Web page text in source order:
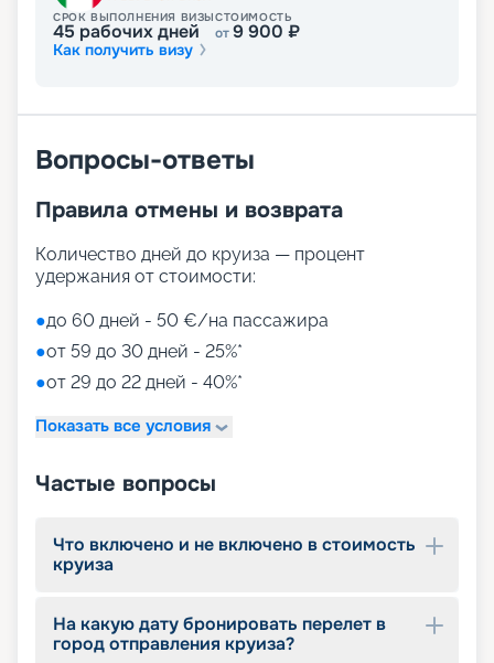
СРОК ВЫПОЛНЕНИЯ ВИЗЫ
45 рабочих дней
СТОИМОСТЬ
от9 900 ₽
Как получить визу
Вопросы-ответы
Правила отмены и возврата
Количество дней до круиза — процент
удержания от стоимости:
●до 60 дней - 50 €/на пассажира
●от 59 до 30 дней - 25%*
●от 29 до 22 дней - 40%*
Показать все условия
Частые вопросы
Что включено и не включено в стоимость
круиза
На какую дату бронировать перелет в
город отправления круиза?